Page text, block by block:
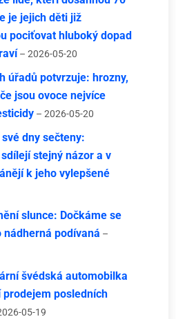
je jejich děti již
pociťovat hluboký dopad
– 2026-05-20
úřadů potvrzuje: hrozny,
jsou ovoce nejvíce
– 2026-05-20
dny sečteny:
stejný názor a v
k jeho vylepšené
slunce: Dočkáme se
nádherná podívaná –
švédská automobilka
posledních
05-19